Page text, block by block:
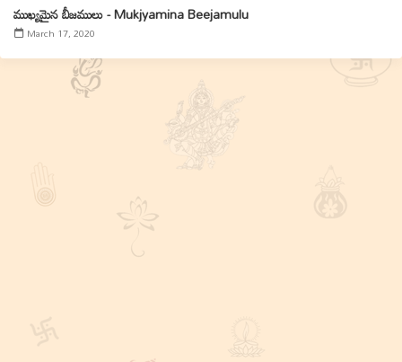
ముఖ్యమైన బీజములు - Mukjyamina Beejamulu
March 17, 2020